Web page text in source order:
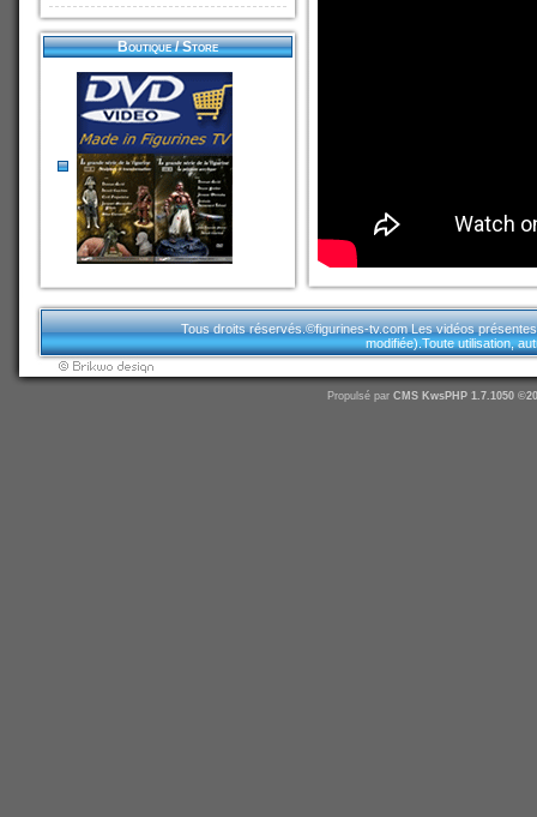
Boutique / Store
Tous droits réservés.©figurines-tv.com Les vidéos
modifiée).Toute utilisation,
Propulsé par CMS KwsPHP 1.7.1050